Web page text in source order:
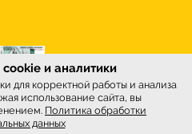
и аналитики
для корректной работы и анализа
использование сайта, вы
Политика обработки
данных